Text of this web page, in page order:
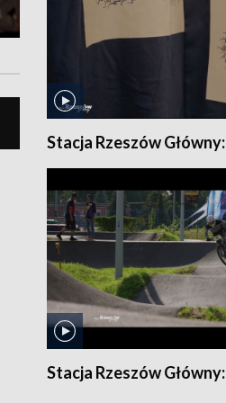
Stacja Rzeszów
Stacja Rzeszów